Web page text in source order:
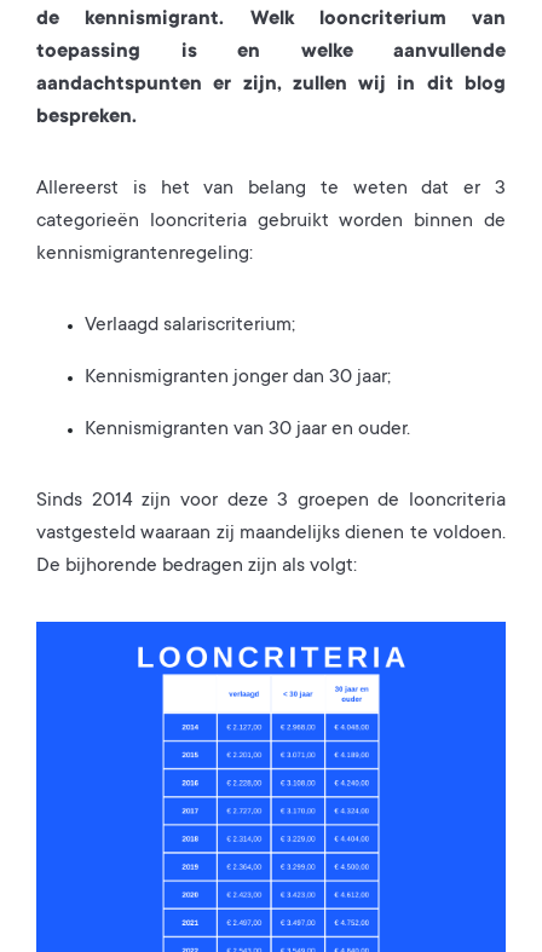
de kennismigrant. Welk looncriterium van
toepassing is en welke aanvullende
aandachtspunten er zijn, zullen wij in dit blog
bespreken.
Allereerst is het van belang te weten dat er 3
categorieën looncriteria gebruikt worden binnen de
kennismigrantenregeling:
Verlaagd salariscriterium;
Kennismigranten jonger dan 30 jaar;
Kennismigranten van 30 jaar en ouder.
Sinds 2014 zijn voor deze 3 groepen de looncriteria
vastgesteld waaraan zij maandelijks dienen te voldoen.
De bijhorende bedragen zijn als volgt: